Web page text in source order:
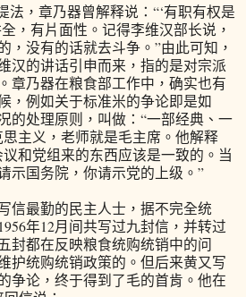
，章乃器曾解释说：“‘有职有权是
，有片面性。记得李维汉部长说，
，没有的话就去斗争。”由此可知，
汉的讲话引申而来，指的是对宗派
章乃器在粮食部工作中，确实也有
，例如关于标准米的争论即是如
的处理原则，叫做：“一部经典、一
主义，老师就是毛主席。他解释
和党组来的东西应该是一致的。当
示国务院，你请示党的上级。”
最勤的民主人士，据不完全统
年12月间共写过九封信，并转过
封都在反映粮食统购统销中的问
护统购统销政策的。但后来黄又写
争论，终于得到了毛的首肯。他在